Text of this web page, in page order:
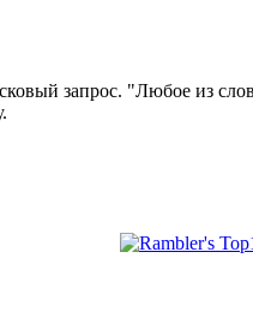
запрос. "Любое из